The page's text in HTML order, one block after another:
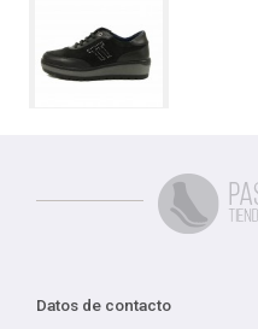
Datos de contacto